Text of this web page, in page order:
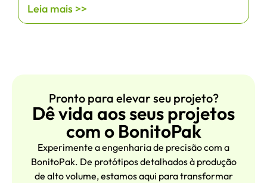
Leia mais >>
Pronto para elevar seu projeto?
Dê vida aos seus projetos
com o BonitoPak
Experimente a engenharia de precisão com a
BonitoPak. De protótipos detalhados à produção
de alto volume, estamos aqui para transformar